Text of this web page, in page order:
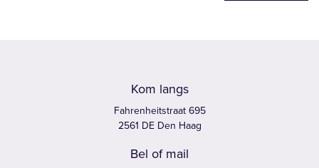
Kom langs
Fahrenheitstraat 695
2561 DE Den Haag
Bel of mail